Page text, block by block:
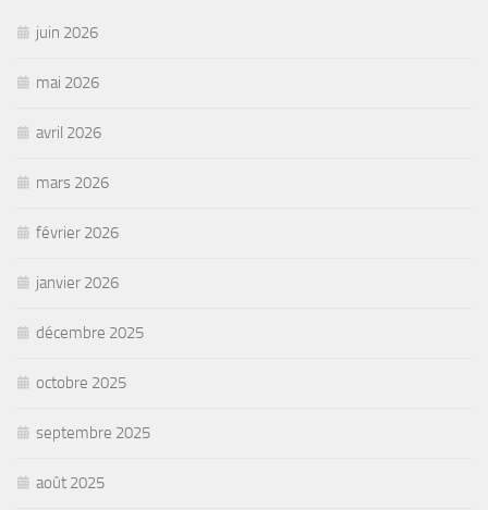
juin 2026
mai 2026
avril 2026
mars 2026
février 2026
janvier 2026
décembre 2025
octobre 2025
septembre 2025
août 2025